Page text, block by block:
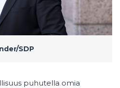
SDP
puhutella omia